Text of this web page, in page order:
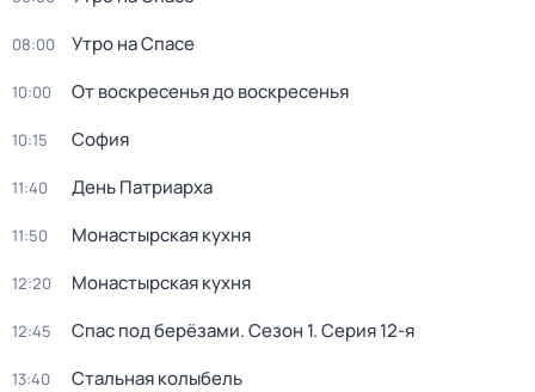
08:00 Утро на Спасе
10:00 От воскресенья до воскресенья
10:15 София
11:40 Дeнь Патриаpха
11:50 Монастырская кухня
12:20 Монастырская кухня
12:45 Спас под берёзами. Сезон 1. Серия 12-я
13:40 Стальная колыбель